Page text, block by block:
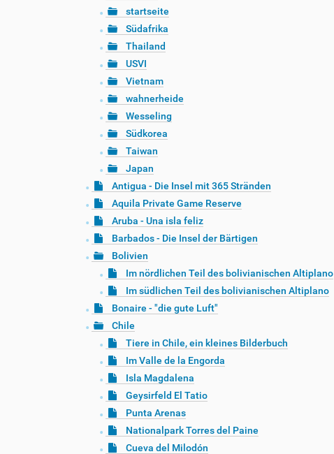
startseite
Südafrika
Thailand
USVI
Vietnam
wahnerheide
Wesseling
Südkorea
Taiwan
Japan
Antigua - Die Insel mit 365 Stränden
Aquila Private Game Reserve
Aruba - Una isla feliz
Barbados - Die Insel der Bärtigen
Bolivien
Im nördlichen Teil des bolivianischen Altiplano
Im südlichen Teil des bolivianischen Altiplano
Bonaire - "die gute Luft"
Chile
Tiere in Chile, ein kleines Bilderbuch
Im Valle de la Engorda
Isla Magdalena
Geysirfeld El Tatio
Punta Arenas
Nationalpark Torres del Paine
Cueva del Milodón